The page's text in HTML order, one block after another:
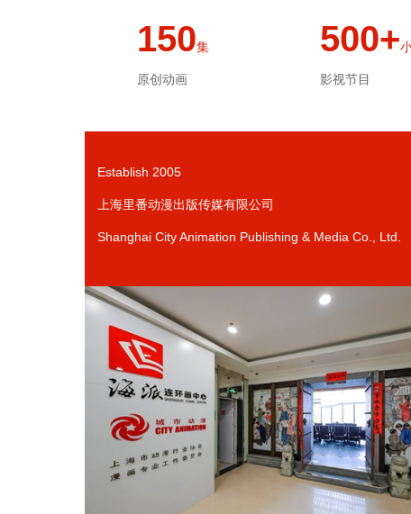
150集
原创动画
500+
影视节目
Establish 2005
上海里番动漫出版传媒有限公司
Shanghai City Animation Publishing & Media Co., Ltd.